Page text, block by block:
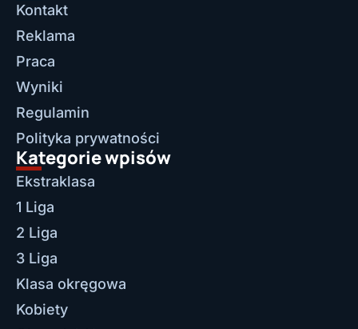
Kontakt
Reklama
Praca
Wyniki
Regulamin
Polityka prywatności
Kategorie wpisów
Ekstraklasa
1 Liga
2 Liga
3 Liga
Klasa okręgowa
Kobiety